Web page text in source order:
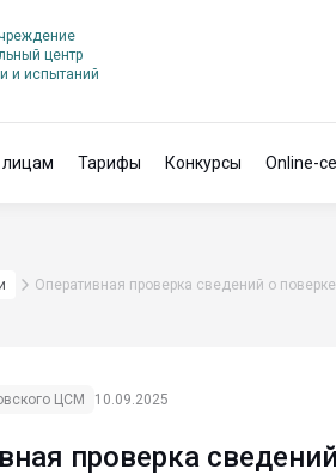
центр
и испытаний
Тарифы Конкурсы Online-
Оперативная проверка сведений о
ЦСМ 10.09.2025
проверка